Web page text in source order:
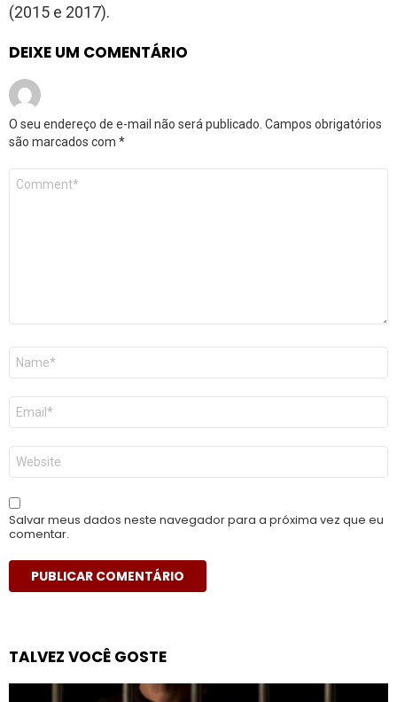
(2015 e 2017).
DEIXE UM COMENTÁRIO
O seu endereço de e-mail não será publicado. Campos obrigatórios
são marcados com *
Comentário
Nome
E-
mail
*
Site
Salvar meus dados neste navegador para a próxima vez que eu
comentar.
TALVEZ VOCÊ GOSTE